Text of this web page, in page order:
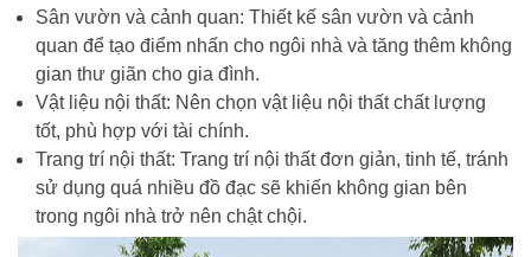
Sân vườn và cảnh quan: Thiết kế sân vườn và cảnh
quan để tạo điểm nhấn cho ngôi nhà và tăng thêm không
gian thư giãn cho gia đình.
Vật liệu nội thất: Nên chọn vật liệu nội thất chất lượng
tốt, phù hợp với tài chính.
Trang trí nội thất: Trang trí nội thất đơn giản, tinh tế, tránh
sử dụng quá nhiều đồ đạc sẽ khiến không gian bên
trong ngôi nhà trở nên chật chội.